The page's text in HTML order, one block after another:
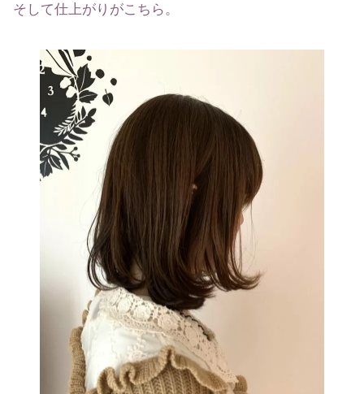
そして仕上がりがこちら。